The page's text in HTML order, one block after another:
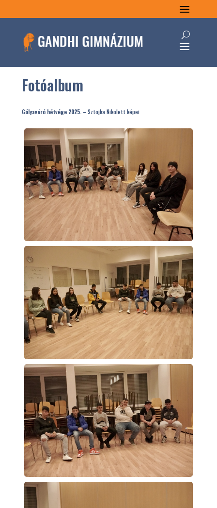
Fotóalbum
Gólyaváró hétvége 2025. – Sztojka Nikolett képei